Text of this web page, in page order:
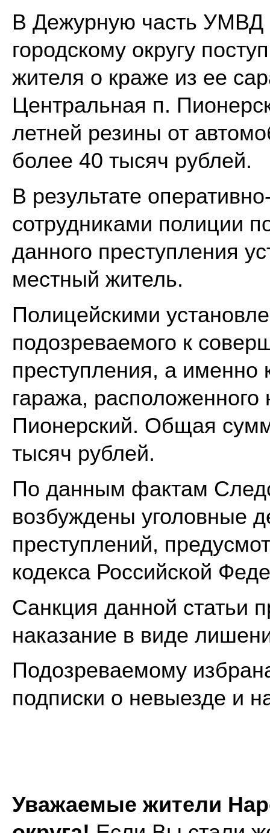
В Дежурную часть УМВД
городскому округу
жителя о краже из ее
Центральная п.
летней резины от
более 40 тысяч рублей.
В результате
сотрудниками полиции
данного преступления
местный житель.
Полицейскими
подозреваемого к
преступления, а именно
гаража,
Пионерский. Общая
тысяч рублей.
По данным фактам
возбуждены уголовные
преступлений,
кодекса Российской
Санкция данной статьи
наказание в виде
Подозреваемому
подписки о невыезде и
Уважаемые жители